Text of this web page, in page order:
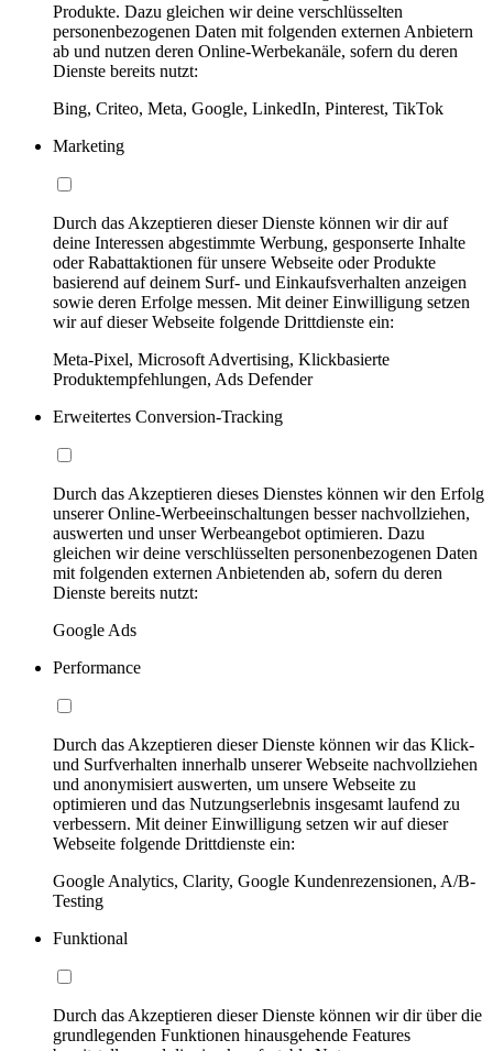
Produkte. Dazu gleichen wir deine verschlüsselten
personenbezogenen Daten mit folgenden externen Anbietern
ab und nutzen deren Online-Werbekanäle, sofern du deren
Dienste bereits nutzt:
Bing, Criteo, Meta, Google, LinkedIn, Pinterest, TikTok
Marketing
Durch das Akzeptieren dieser Dienste können wir dir auf
deine Interessen abgestimmte Werbung, gesponserte Inhalte
oder Rabattaktionen für unsere Webseite oder Produkte
basierend auf deinem Surf- und Einkaufsverhalten anzeigen
sowie deren Erfolge messen. Mit deiner Einwilligung setzen
wir auf dieser Webseite folgende Drittdienste ein:
Meta-Pixel, Microsoft Advertising, Klickbasierte
Produktempfehlungen, Ads Defender
Erweitertes Conversion-Tracking
Durch das Akzeptieren dieses Dienstes können wir den Erfolg
unserer Online-Werbeeinschaltungen besser nachvollziehen,
auswerten und unser Werbeangebot optimieren. Dazu
gleichen wir deine verschlüsselten personenbezogenen Daten
mit folgenden externen Anbietenden ab, sofern du deren
Dienste bereits nutzt:
Google Ads
Performance
Durch das Akzeptieren dieser Dienste können wir das Klick-
und Surfverhalten innerhalb unserer Webseite nachvollziehen
und anonymisiert auswerten, um unsere Webseite zu
optimieren und das Nutzungserlebnis insgesamt laufend zu
verbessern. Mit deiner Einwilligung setzen wir auf dieser
Webseite folgende Drittdienste ein:
Google Analytics, Clarity, Google Kundenrezensionen, A/B-
Testing
Funktional
Durch das Akzeptieren dieser Dienste können wir dir über die
grundlegenden Funktionen hinausgehende Features